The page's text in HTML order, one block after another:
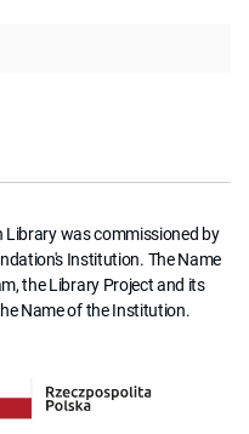
Library was commissioned by
Institution. The Name
the Library Project and its
Name of the Institution.